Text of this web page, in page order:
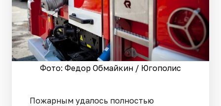
Фото: Федор Обмайкин / Югополис
Пожарным удалось полностью